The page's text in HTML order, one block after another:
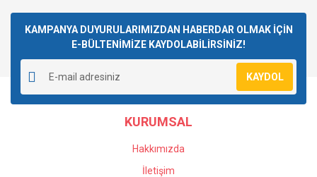
KAMPANYA DUYURULARIMIZDAN HABERDAR OLMAK İÇİN
E-BÜLTENİMİZE KAYDOLABİLİRSİNİZ!
KAYDOL
KURUMSAL
Hakkımızda
İletişim